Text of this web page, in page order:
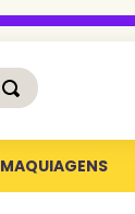
MAQUIAGENS